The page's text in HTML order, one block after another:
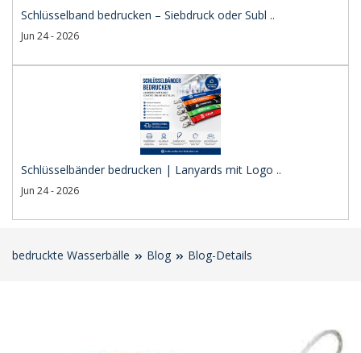
Schlüsselband bedrucken – Siebdruck oder Subl ..
Jun 24 - 2026
Schlüsselbänder bedrucken | Lanyards mit Logo ..
Jun 24 - 2026
bedruckte Wasserbälle Blog Blog-Details